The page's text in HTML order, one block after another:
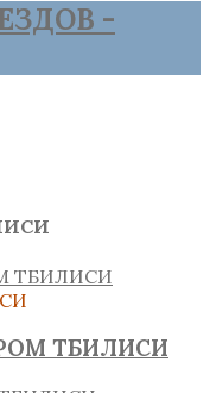
-
ТБИЛИСИ